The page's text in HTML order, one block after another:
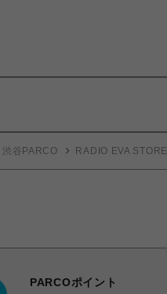
渋谷PARCO RADIO EVA STORE
PARCOポイント